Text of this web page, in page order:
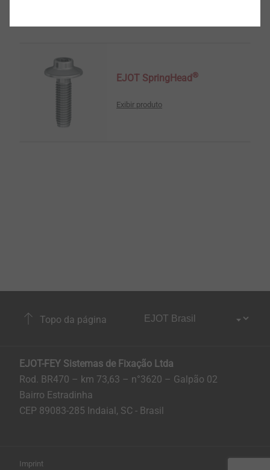
EJOT SpringHead ®
Exibir produto
Topo da página
EJOT-FEY Sistemas de Fixação Ltda
Rod. BR470 – km 73,63 – n°3620 – Galpão 02
Bairro Estradinha
CEP 89083-285 Indaial, SC - Brasil
Imprint